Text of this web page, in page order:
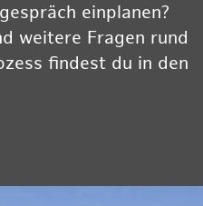
einplanen?
weitere Fragen rund
findest du in den